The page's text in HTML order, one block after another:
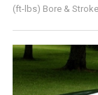
(ft-lbs) Bore & Stroke